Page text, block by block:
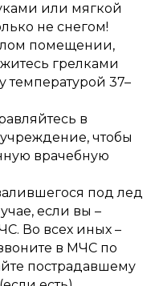
или мягкой
не снегом!
помещении,
грелками
температурой 37–
в
чтобы
врачебную
под лед
если вы –
Во всех иных –
в МЧС по
пострадавшему